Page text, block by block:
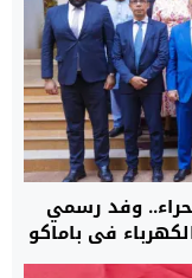
وفد رسمي
في باماكو